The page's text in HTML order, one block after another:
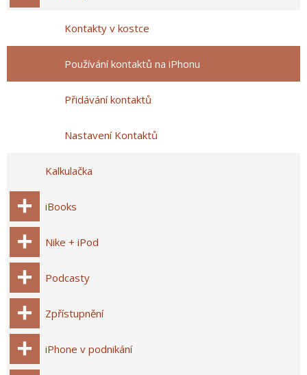
Kontakty v kostce
Používání kontaktů na iPhonu
Přidávání kontaktů
Nastavení Kontaktů
Kalkulačka
iBooks
Nike + iPod
Podcasty
Zpřístupnění
iPhone v podnikání